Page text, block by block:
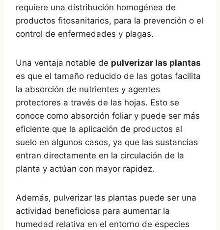
requiere una distribución homogénea de
productos fitosanitarios, para la prevención o el
control de enfermedades y plagas.
Una ventaja notable de pulverizar las plantas
es que el tamaño reducido de las gotas facilita
la absorción de nutrientes y agentes
protectores a través de las hojas. Esto se
conoce como absorción foliar y puede ser más
eficiente que la aplicación de productos al
suelo en algunos casos, ya que las sustancias
entran directamente en la circulación de la
planta y actúan con mayor rapidez.
Además, pulverizar las plantas puede ser una
actividad beneficiosa para aumentar la
humedad relativa en el entorno de especies